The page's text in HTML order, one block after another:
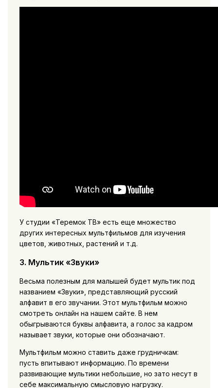
У студии «Теремок ТВ» есть еще множество
других интересных мультфильмов для изучения
цветов, животных, растений и т.д.
3. Мультик «Звуки»
Весьма полезным для малышей будет мультик под
названием «Звуки», представляющий русский
алфавит в его звучании. Этот мультфильм можно
смотреть онлайн на нашем сайте. В нем
обыгрываются буквы алфавита, а голос за кадром
называет звуки, которые они обозначают.
Мультфильм можно ставить даже грудничкам:
пусть впитывают информацию. По времени
развивающие мультики небольшие, но зато несут в
себе максимальную смысловую нагрузку.